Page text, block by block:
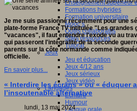
Enseignement supérieur
Formations hybrides
Formation universitaire
Mooc’s
Outils collaboratifs
Sites ressources
Tutorat
Jeux
Jeu et éducation
Jeux 4/12 ans
Jeux sérieux
Jeux vidéo
Langages
Ecriture
Humour
Langue orale
Je me suis passionné récemment pour une
plate-forme France TV intitulée "Les grandes
"vacances", il faut entendre l'exode vu au
qui passeront l'intégralité de la seconde
parents sur la côte normande comme
officielle.
En savoir plus...
« Interdire les écrans » ou « éduquer
l’insoutenable alternative
lundi, 13 mai 2024